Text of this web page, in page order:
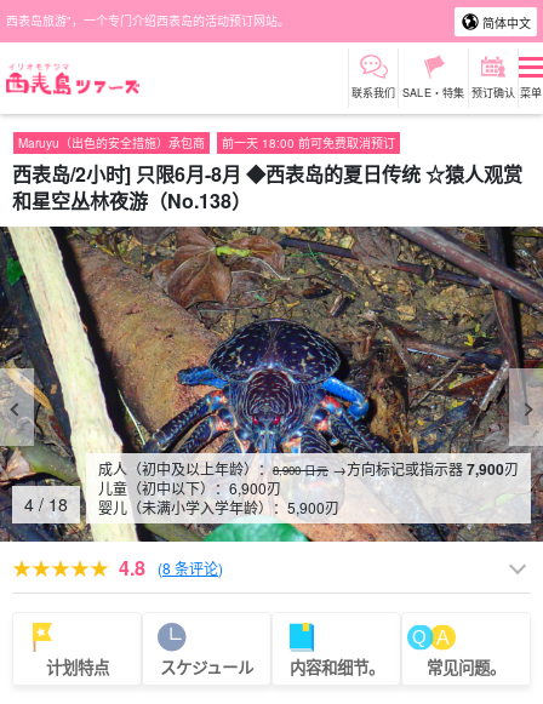
西表岛旅游"，一个专门介绍西表岛的活动预订网站。 简体中文
联系我们 SALE・特集 预订确认 菜单
Maruyu（出色的安全措施）承包商 前一天 18:00 前可免费取消预订
西表岛/2小时] 只限6月-8月 ◆西表岛的夏日传统 ☆猿人观赏
和星空丛林夜游（No.138）
4 /18
成人（初中及以上年龄）：8,900 日元 →方向标记或指示器7,900刃
儿童（初中以下）： 6,900刃
婴儿（未满小学入学年龄）：5,900刃
4.8 (8 条评论)
计划特点 スケジュール 内容和细节。 常见问题。